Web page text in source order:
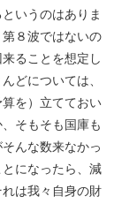
いうのはありま
８波ではないの
ることを想定し
どについては、
を）立てておい
そもそも国庫も
んな数来なかっ
になったら、減
は我々自身の財